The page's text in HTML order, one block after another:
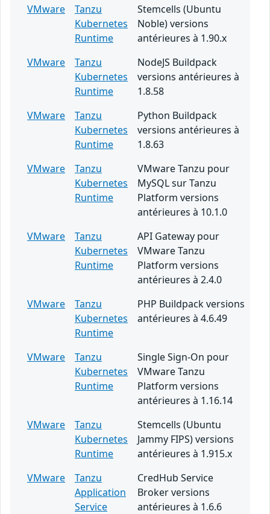
VMware
Tanzu
Kubernetes
Runtime
Stemcells (Ubuntu
Noble) versions
antérieures à 1.90.x
VMware
Tanzu
Kubernetes
Runtime
NodeJS Buildpack
versions antérieures à
1.8.58
VMware
Tanzu
Kubernetes
Runtime
Python Buildpack
versions antérieures à
1.8.63
VMware
Tanzu
Kubernetes
Runtime
VMware Tanzu pour
MySQL sur Tanzu
Platform versions
antérieures à 10.1.0
VMware
Tanzu
Kubernetes
Runtime
API Gateway pour
VMware Tanzu
Platform versions
antérieures à 2.4.0
VMware
Tanzu
Kubernetes
Runtime
PHP Buildpack versions
antérieures à 4.6.49
VMware
Tanzu
Kubernetes
Runtime
Single Sign-On pour
VMware Tanzu
Platform versions
antérieures à 1.16.14
VMware
Tanzu
Kubernetes
Runtime
Stemcells (Ubuntu
Jammy FIPS) versions
antérieures à 1.915.x
VMware
Tanzu
Application
Service
CredHub Service
Broker versions
antérieures à 1.6.6